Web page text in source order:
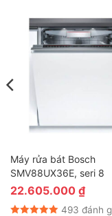
Đánh giá chi tiết
SMS6ZCI16E
Kiểu dáng độc lập
trí
Máy rửa bát độc lập
với kiểu dáng độc
từ lắp dương bên
Máy rửa bát Bosch
SMV88UX36E, seri 8
22.605.000 ₫
493 đánh